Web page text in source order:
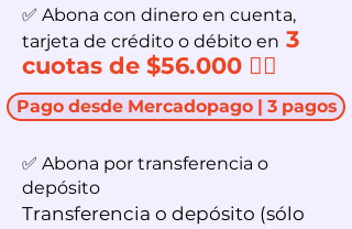
✅ Abona con dinero en cuenta,
tarjeta de crédito o débito en 3
cuotas de $56.000 👇🏻
Pago desde Mercadopago | 3 pagos
✅ Abona por transferencia o
depósito
Transferencia o depósito (sólo